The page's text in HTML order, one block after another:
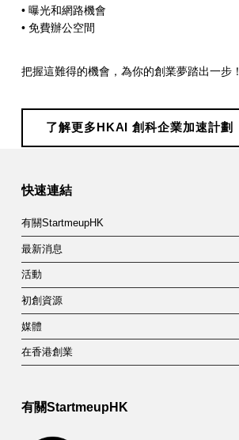
• 曝光和網路機會
• 免費辦公空間
把握這難得的機會，為你的創業夢踏出一步！
了解更多HKAI 創科企業加速計劃
Skip back to main navigation
快速連結
有關StartmeupHK
最新消息
活動
初創資源
媒體
在香港創業
有關StartmeupHK